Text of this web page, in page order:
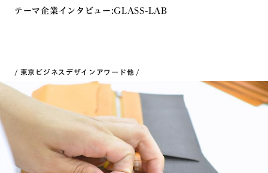
テーマ企業インタビュー:GLASS-LAB
東京ビジネスデザインアワード他